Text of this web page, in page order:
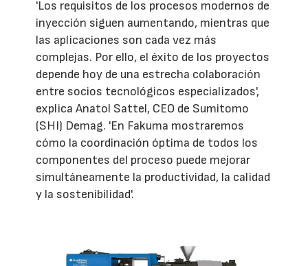
'Los requisitos de los procesos modernos de
inyección siguen aumentando, mientras que
las aplicaciones son cada vez más
complejas. Por ello, el éxito de los proyectos
depende hoy de una estrecha colaboración
entre socios tecnológicos especializados',
explica Anatol Sattel, CEO de Sumitomo
(SHI) Demag. 'En Fakuma mostraremos
cómo la coordinación óptima de todos los
componentes del proceso puede mejorar
simultáneamente la productividad, la calidad
y la sostenibilidad'.